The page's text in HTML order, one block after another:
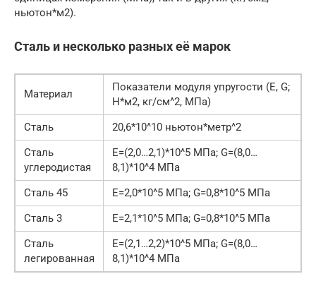
ньютон*м2).
Сталь и несколько разных её марок
Материал
Показатели модуля упругости (Е, G;
Н*м2, кг/см^2, МПа)
Сталь
20,6*10^10 ньютон*метр^2
Сталь
углеродистая
Е=(2,0…2,1)*10^5 МПа; G=(8,0…
8,1)*10^4 МПа
Сталь 45
Е=2,0*10^5 МПа; G=0,8*10^5 МПа
Сталь 3
Е=2,1*10^5 МПа; G=0,8*10^5 МПа
Сталь
легированная
Е=(2,1…2,2)*10^5 МПа; G=(8,0…
8,1)*10^4 МПа